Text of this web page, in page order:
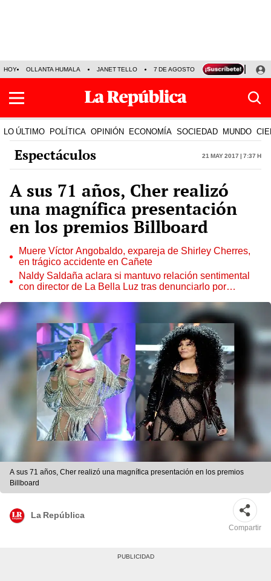
HOY OLLANTA HUMALA JANET TELLO 7 DE AGOSTO TINKA RESULTADOS
LO ÚLTIMO POLÍTICA OPINIÓN ECONOMÍA SOCIEDAD MUNDO
Espectáculos 21 May 2017 | 7:37 h
A sus 71 años, Cher realizó
una magnífica presentación
en los premios Billboard
Muere Víctor Angobaldo, expareja de Shirley Cherres,
en trágico accidente en Cañete
Naldy Saldaña aclara si mantuvo relación sentimental
con director de La Bella Luz tras denunciarlo por
A sus 71 años, Cher realizó una magnífica presentación en los premios
Billboard
La República
Compartir